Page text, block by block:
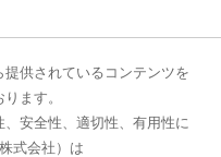
供されているコンテンツを
ます。
安全性、適切性、有用性に
式会社）は